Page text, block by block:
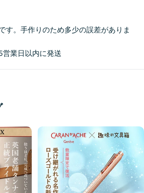
す。手作りのため多少の誤差がありま
業日以内に発送